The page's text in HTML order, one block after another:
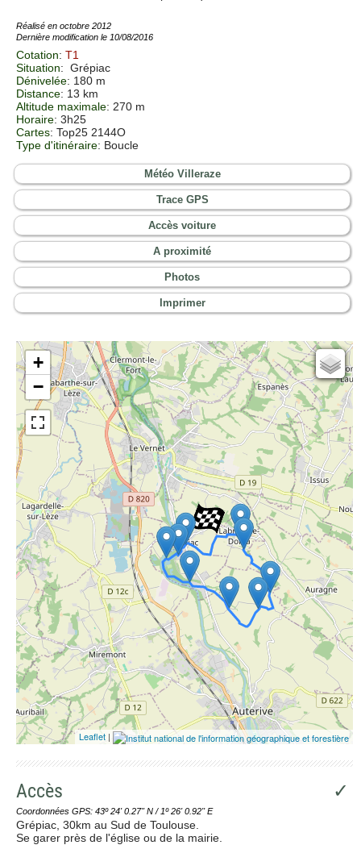
Réalisé en octobre 2012
Dernière modification le 10/08/2016
Cotation: T1
Situation: Grépiac
Dénivelée: 180 m
Distance: 13 km
Altitude maximale: 270 m
Horaire: 3h25
Cartes: Top25 2144O
Type d'itinéraire: Boucle
Météo Villeraze
Trace GPS
Accès voiture
A proximité
Photos
Imprimer
+
−
Cartes IGN
Open Topo Map
Open Street Map
ESRI Word Imagery
Leaflet |
Accès ✓
Coordonnées GPS: 43º 24' 0.27'' N / 1º 26' 0.92'' E
Grépiac, 30km au Sud de Toulouse.
Se garer près de l'église ou de la mairie.